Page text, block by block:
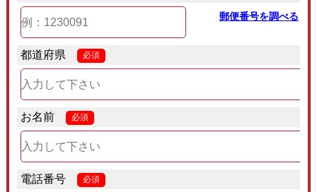
郵便番号を調べる
都道府県 必須
お名前 必須
電話番号 必須